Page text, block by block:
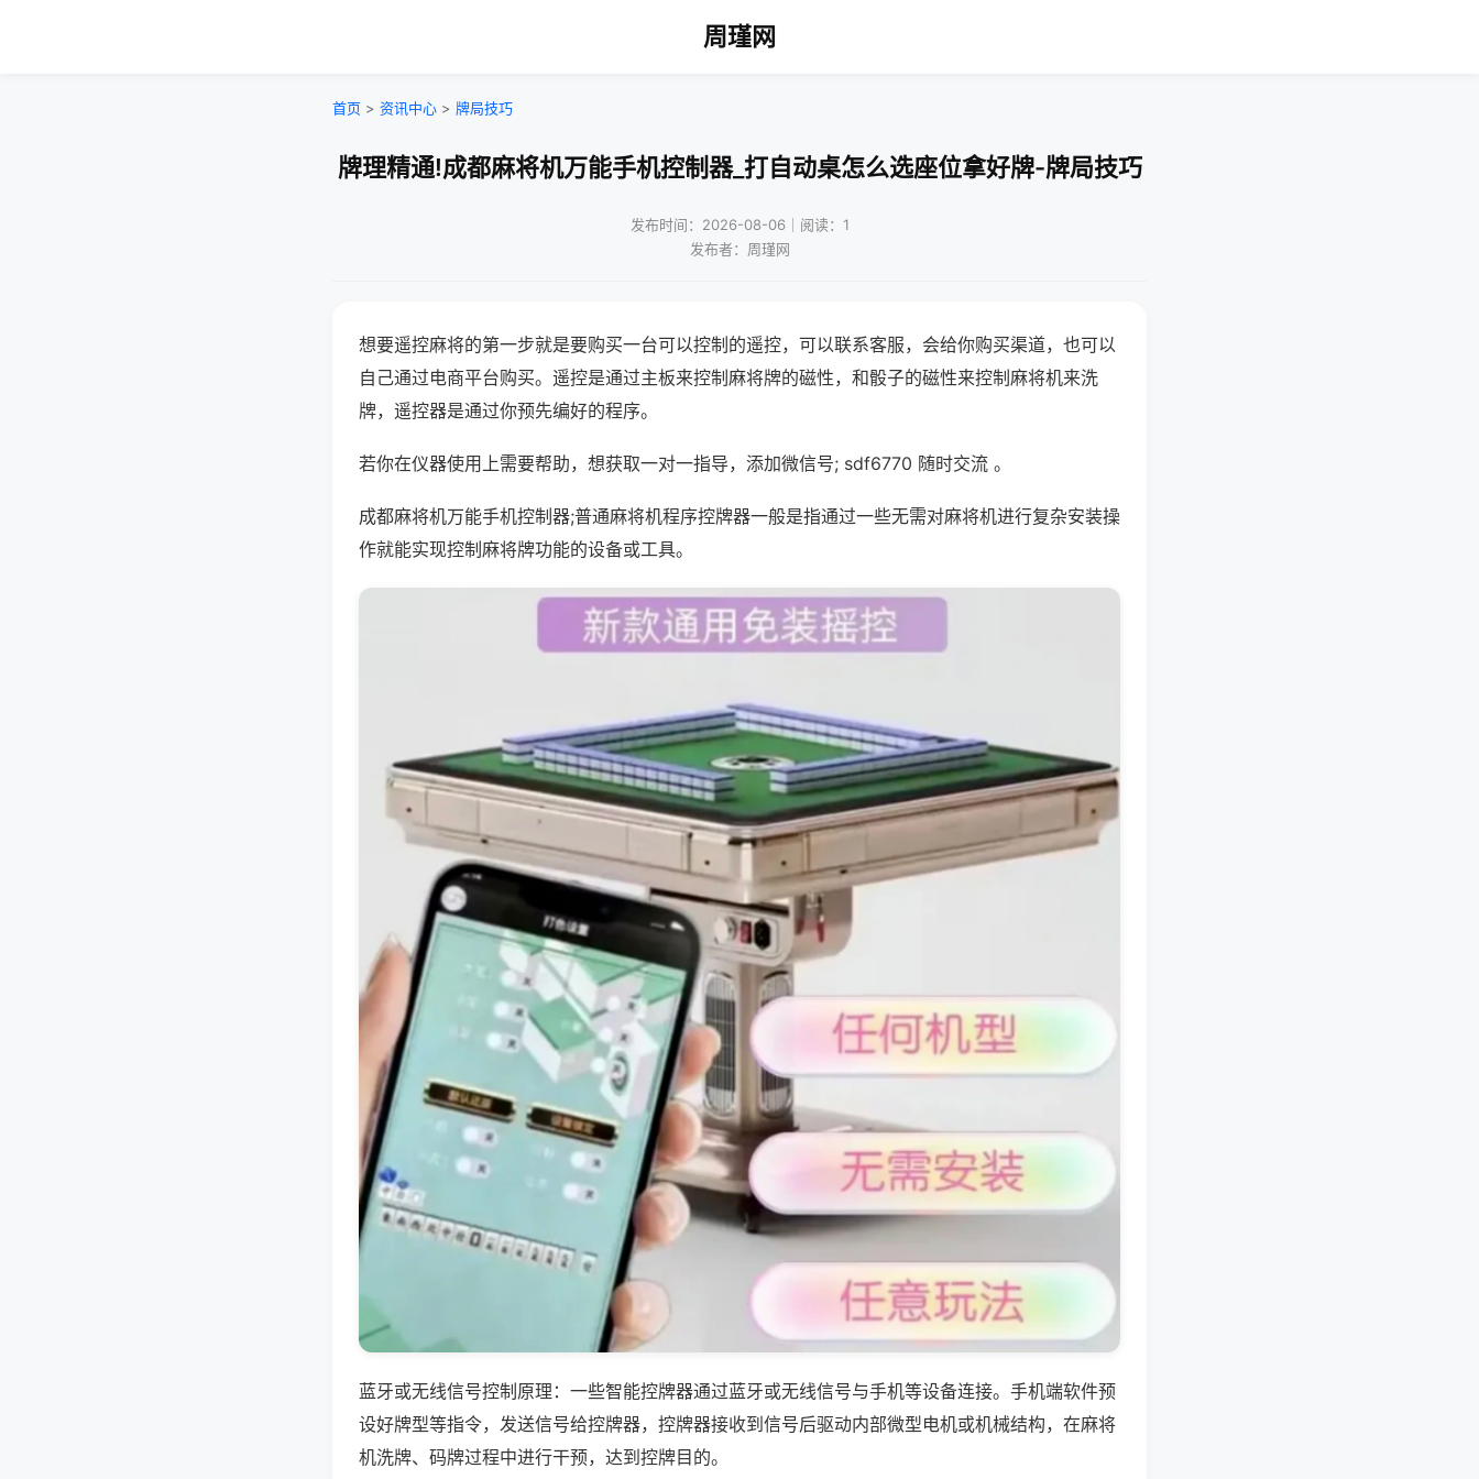
周瑾网
首页 > 资讯中心 > 牌局技巧
牌理精通!成都麻将机万能手机控制器_打自动桌怎么选座位拿好牌-牌局技巧
发布时间：2026-08-06｜阅读：1
发布者：周瑾网
想要遥控麻将的第一步就是要购买一台可以控制的遥控，可以联系客服，会给你购买渠道，也可以
自己通过电商平台购买。遥控是通过主板来控制麻将牌的磁性，和骰子的磁性来控制麻将机来洗
牌，遥控器是通过你预先编好的程序。
若你在仪器使用上需要帮助，想获取一对一指导，添加微信号; sdf6770 随时交流 。
成都麻将机万能手机控制器;普通麻将机程序控牌器一般是指通过一些无需对麻将机进行复杂安装操
作就能实现控制麻将牌功能的设备或工具。
蓝牙或无线信号控制原理：一些智能控牌器通过蓝牙或无线信号与手机等设备连接。手机端软件预
设好牌型等指令，发送信号给控牌器，控牌器接收到信号后驱动内部微型电机或机械结构，在麻将
机洗牌、码牌过程中进行干预，达到控牌目的。